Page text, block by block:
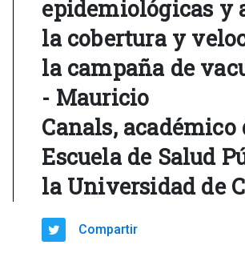
epidemiológicas y
la cobertura y
la campaña de
- Mauricio
Canals, académico
Escuela de Salud
la Universidad de
Compartir